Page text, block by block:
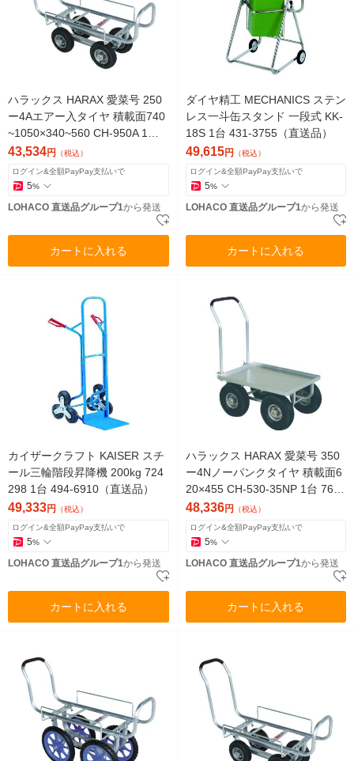
ハラックス HARAX 愛菜号 250
ー4Aエアー入タイヤ 積載面740
~1050×340~560 CH-950A 1台 7
63-1481（直送品）
43,534円 （税込）
ログイン&全額PayPay支払いで
5%
LOHACO 直送品グループ1から発送
カートに入れる
ダイヤ精工 MECHANICS ステン
レス一斗缶スタンド 一段式 KK-
18S 1台 431-3755（直送品）
49,615円 （税込）
ログイン&全額PayPay支払いで
5%
LOHACO 直送品グループ1から発送
カートに入れる
カイザークラフト KAISER スチ
ール三輪階段昇降機 200kg 724
298 1台 494-6910（直送品）
49,333円 （税込）
ログイン&全額PayPay支払いで
5%
LOHACO 直送品グループ1から発送
カートに入れる
ハラックス HARAX 愛菜号 350
ー4Nノーパンクタイヤ 積載面6
20×455 CH-530-35NP 1台 763-
1464（直送品）
48,336円 （税込）
ログイン&全額PayPay支払いで
5%
LOHACO 直送品グループ1から発送
カートに入れる